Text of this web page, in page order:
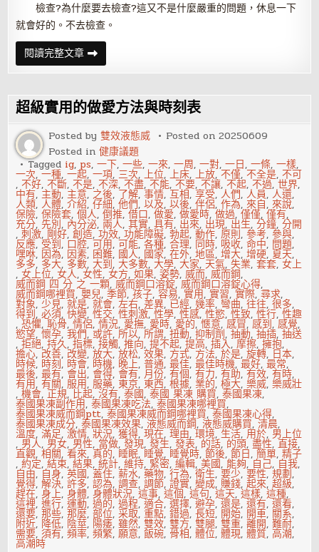
檢查?為什麼要去檢查?這又不是什麼嚴重的問題，休息一下
就會好的。不去檢查。
閱讀完整文章男
性
性
能
出
問
題
後
該
怎
麼
做?
超級實用的做愛方法與時刻表
Posted by雙效液態威 Posted on20250609
Posted in健康議題
Tagged ig, ps,一下,一些,一來,一周,一對,一日,一條,一樣,
一次,一種,一起,一項, 三次,上位,上床,上放,不僅,不全是,不可
,不好,不斷,不是,不深,不盡,不能,不要,不讓,不起,不過,世界,
中有,主動,主意, 之後, 了解,事情,互相,享受,人們,人員,人還,
人類,人體,介紹,仔細,他們,以及,以後,伴侶,作為,來自,來說,
保險,保險套,個人,倒推,借口,做愛,做愛時,做過,僅僅,僅有,
充分,先別, 內分泌, 兩人,其實,具有, 出來, 出現, 出生,分鐘,分開
,刺激, 剛好,創造,功效,功能障礙,勃起,動作,原則,參考,參與,
反應, 受到, 口腔,可用,可能,各種,合理, 同時, 吸收,命中, 問題,
嘿咻, 因為, 因素, 困難, 國人, 國家,在外,地區,增大,增硬, 夏天,
多多, 多大, 多數,大到,大多數,大學,大家, 天氣,失業,套套,女上
,女上位,女人,女性,女方,如果,姿勢,威而,威而鋼,
威而鋼 四 分 之 一顆,威而鋼口溶錠,威而鋼口溶錠心得,
威而鋼哪裡買,嬰兒,季節,孩子,容易,實用,實習,實際,尋求,
對象,少見,就是,就會,左右,差異, 已經,幾率, 彎曲,往往,很多,
得到,必須,快變,性交,性刺激,性學,性感,性慾,性致,性行,性趣
,恐懼,恥骨,情侶,情況, 愛撫, 愛時, 愛的,愜意,感冒,感到,感覺,
慾望,懷孕,我們, 或許,所以,所謂,扭動,抑制劑,抽動,抽插,抽送
,拒絕,持久,指標,接觸,推向,提不起,提高,插入,摩擦,擁抱,
擔心, 改善, 改變,放大,放松,效果, 方式, 方法,於是,旋轉, 日本,
時候, 時刻, 時會, 時機, 晚上,普通,最佳,最佳時機,最好,最常,
最後,最有, 會出, 會得, 會有, 月份,有個,有力,有助,有效,有時,
有用,有關,服用,服藥,東京,東西,根據, 業的,極大,樂威,樂威壯
,機會,正規, 比起,沒有,泰國,泰國 果凍 購買,泰國果凍,
泰國果凍副作用,泰國果凍吃法,泰國果凍哪裡買,
泰國果凍威而鋼ptt,泰國果凍威而鋼哪裡買,泰國果凍心得,
泰國果凍成分,泰國果凍效果,液態威而鋼,液態威購買,清晨,
溫度,滿足,激情,狀況,獲得,現在,理由,環境,生活, 用於, 男上位
, 男人, 男女, 男性, 當做,發現,發生,發表, 的話, 的頭,盡性,直接,
直觀,相關,看來,真的, 睡眠, 睡覺, 睡覺時,節後,節日,簡單,精子
,約定,結束,結果,統計,維持, 緊密,編輯,美國, 能夠, 自己, 自我,
自由, 自身,英國,蓋住,薪水,藥物,行為,衛生,要少,要性,規劃,
覺得,解決,許多,認為,調查,調節,證實,變成, 賺錢,起來,超級,
趕在,身上,身體,身體狀況,這事,這個,這句,這天,這樣,這種,
這裡,進行,運動,過的,過程,適合,選擇,避孕,還是,還有,還看,
還要,那些,那麼,部位,采取,重點,錯過,長短, 開始, 開車, 關系,
附近, 降低, 陰莖, 陽痿,雖然,雙效,雙方,雙腿,雙重,離開,難耐,
需要,須有,頻率,頻繁,願意,飯碗, 骨相,體位,體現,體質,高潮,
高潮時